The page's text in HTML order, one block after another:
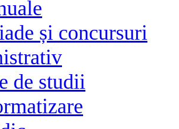
și concursuri
de studii